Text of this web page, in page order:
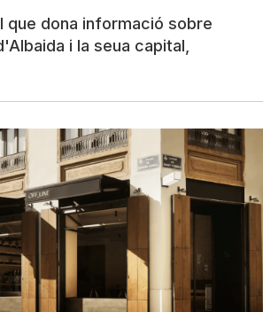
dona informació sobre
i la seua capital,